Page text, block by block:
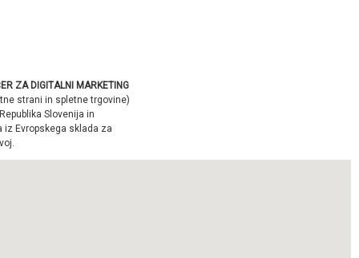
ZA DIGITALNI MARKETING
strani in spletne trgovine)
Slovenija in
iz Evropskega sklada za